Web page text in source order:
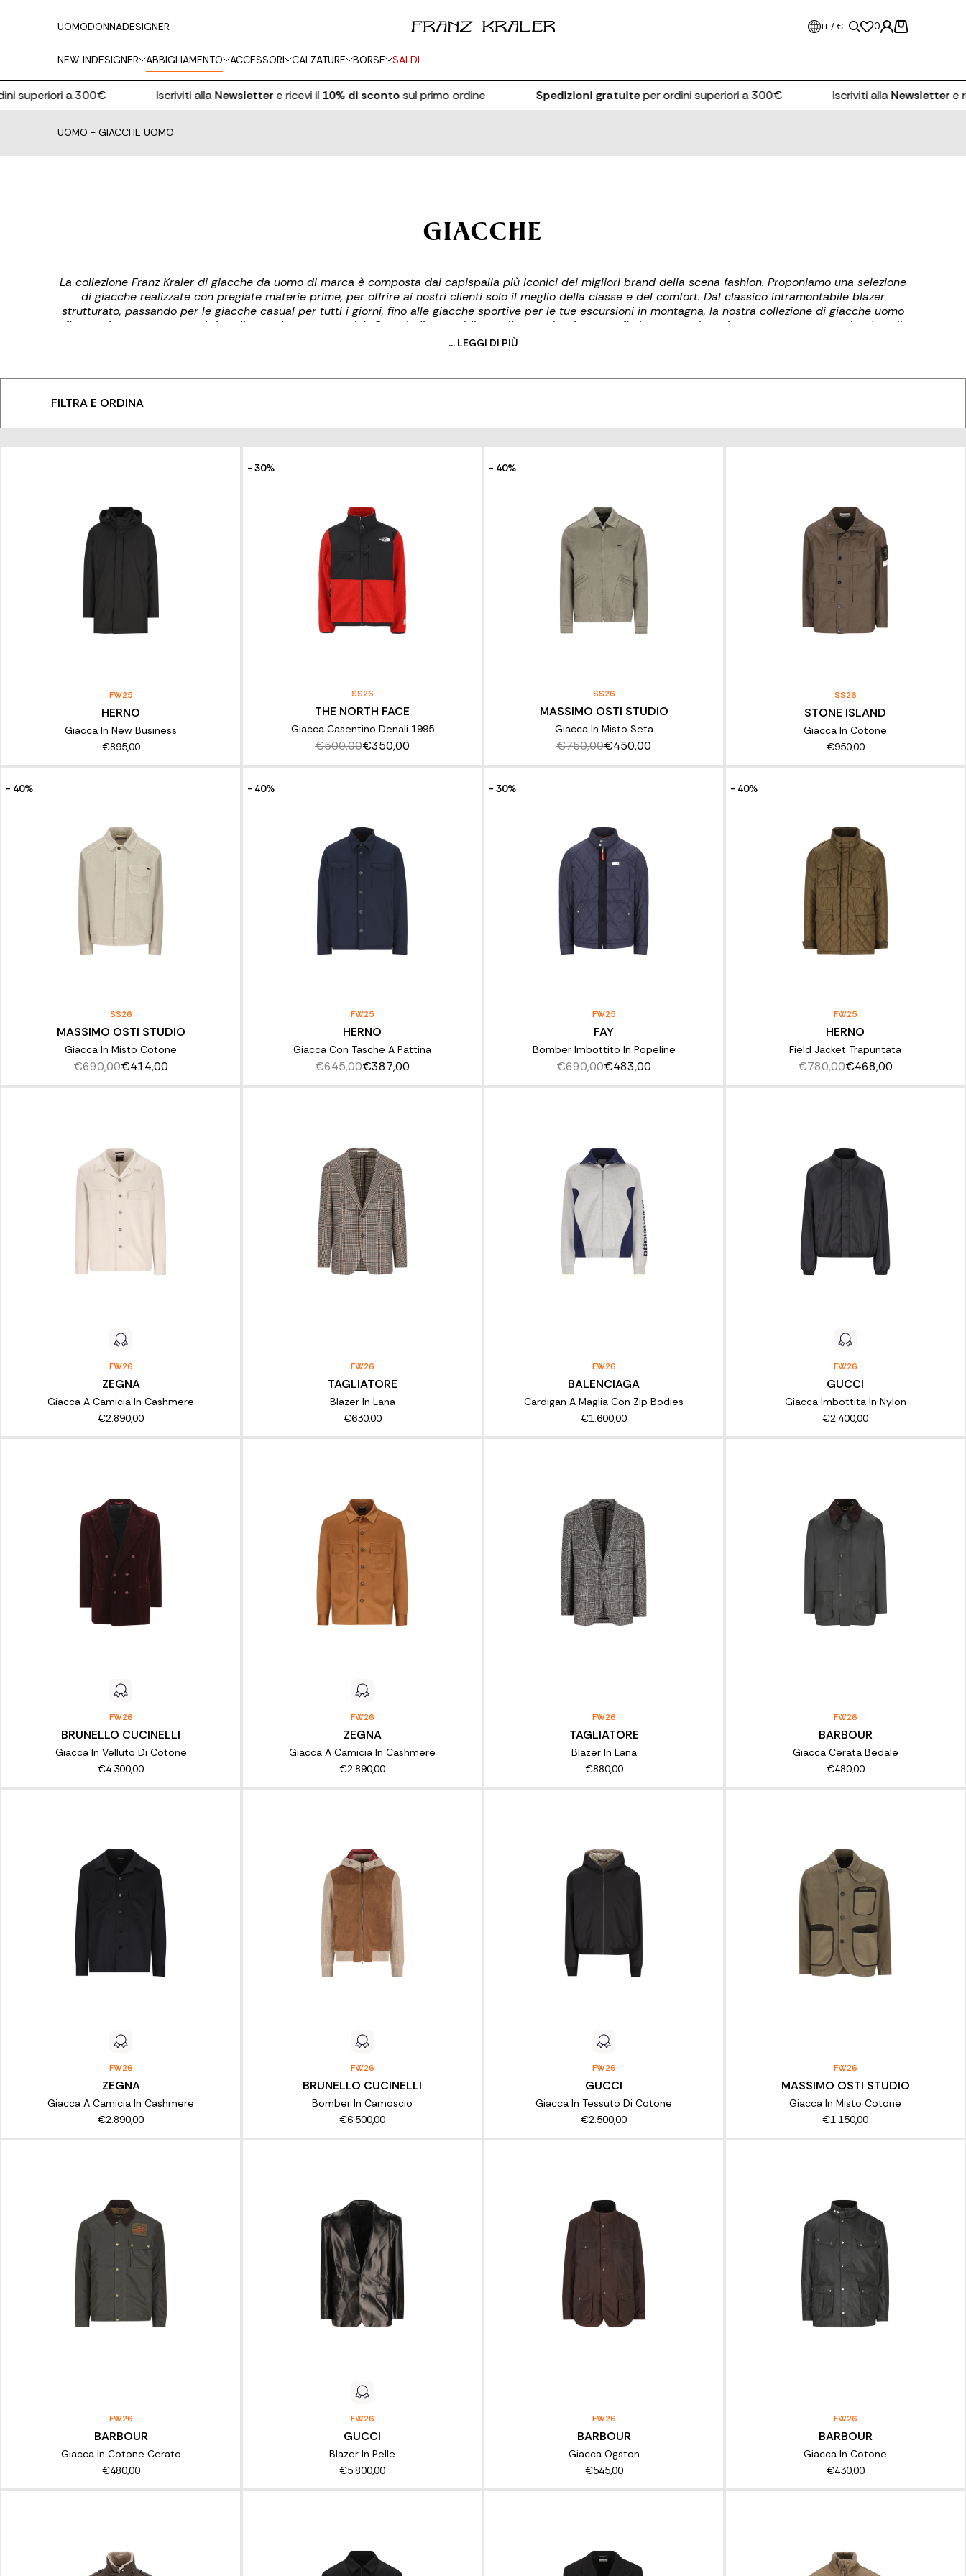
UOMODONNADESIGNER IT / € 0
NEW INDESIGNER ABBIGLIAMENTO ACCESSORI CALZATURE BORSE SALDI
a 300€ Iscriviti allaNewslettere ricevi il10% di scontosul primo ordine Spedizioni gratuiteper ordini superiori a 300€ Iscriviti allaNewslettere ricevi
UOMO - GIACCHE UOMO
GIACCHE
La collezione Franz Kraler di giacche da uomo di marca è composta dai capispalla più iconici dei migliori brand della scena fashion. Proponiamo una selezione
di giacche realizzate con pregiate materie prime, per offrire ai nostri clienti solo il meglio della classe e del comfort. Dal classico intramontabile blazer
strutturato, passando per le giacche casual per tutti i giorni, fino alle giacche sportive per le tue escursioni in montagna, la nostra collezione di giacche uomo
firmate è pensata per ogni tipo di occasione e necessità. Capo indispensabile per l'uomo che ricerca sofisticatezza nel vestire, un passe-partout che dona il
tocco finale all'outfit di tutti i giorni, un simbolo di eleganza a cui nessun uomo dovrebbe rinunciare.
... LEGGI DI PIÙ
FILTRA E ORDINA
FW25
HERNO
Giacca In New Business
€895,00
- 30%
SS26
THE NORTH FACE
Giacca Casentino Denali 1995
€500,00€350,00
- 40%
SS26
MASSIMO OSTI STUDIO
Giacca In Misto Seta
€750,00€450,00
SS26
STONE ISLAND
Giacca In Cotone
€950,00
- 40%
SS26
MASSIMO OSTI STUDIO
Giacca In Misto Cotone
€690,00€414,00
- 40%
FW25
HERNO
Giacca Con Tasche A Pattina
€645,00€387,00
- 30%
FW25
FAY
Bomber Imbottito In Popeline
€690,00€483,00
- 40%
FW25
HERNO
Field Jacket Trapuntata
€780,00€468,00
FW26
ZEGNA
Giacca A Camicia In Cashmere
€2.890,00
FW26
TAGLIATORE
Blazer In Lana
€630,00
FW26
BALENCIAGA
Cardigan A Maglia Con Zip Bodies
€1.600,00
FW26
GUCCI
Giacca Imbottita In Nylon
€2.400,00
FW26
BRUNELLO CUCINELLI
Giacca In Velluto Di Cotone
€4.300,00
FW26
ZEGNA
Giacca A Camicia In Cashmere
€2.890,00
FW26
TAGLIATORE
Blazer In Lana
€880,00
FW26
BARBOUR
Giacca Cerata Bedale
€480,00
FW26
ZEGNA
Giacca A Camicia In Cashmere
€2.890,00
FW26
BRUNELLO CUCINELLI
Bomber In Camoscio
€6.500,00
FW26
GUCCI
Giacca In Tessuto Di Cotone
€2.500,00
FW26
MASSIMO OSTI STUDIO
Giacca In Misto Cotone
€1.150,00
FW26
BARBOUR
Giacca In Cotone Cerato
€480,00
FW26
GUCCI
Blazer In Pelle
€5.800,00
FW26
BARBOUR
Giacca Ogston
€545,00
FW26
BARBOUR
Giacca In Cotone
€430,00